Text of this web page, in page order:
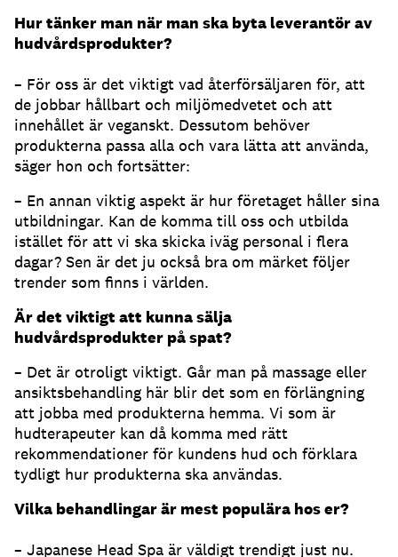
Hur tänker man när man ska byta leverantör av
hudvårdsprodukter?
– För oss är det viktigt vad återförsäljaren för, att
de jobbar hållbart och miljömedvetet och att
innehållet är veganskt. Dessutom behöver
produkterna passa alla och vara lätta att använda,
säger hon och fortsätter:
– En annan viktig aspekt är hur företaget håller sina
utbildningar. Kan de komma till oss och utbilda
istället för att vi ska skicka iväg personal i flera
dagar? Sen är det ju också bra om märket följer
trender som finns i världen.
Är det viktigt att kunna sälja
hudvårdsprodukter på spat?
– Det är otroligt viktigt. Går man på massage eller
ansiktsbehandling här blir det som en förlängning
att jobba med produkterna hemma. Vi som är
hudterapeuter kan då komma med rätt
rekommendationer för kundens hud och förklara
tydligt hur produkterna ska användas.
Vilka behandlingar är mest populära hos er?
– Japanese Head Spa är väldigt trendigt just nu.